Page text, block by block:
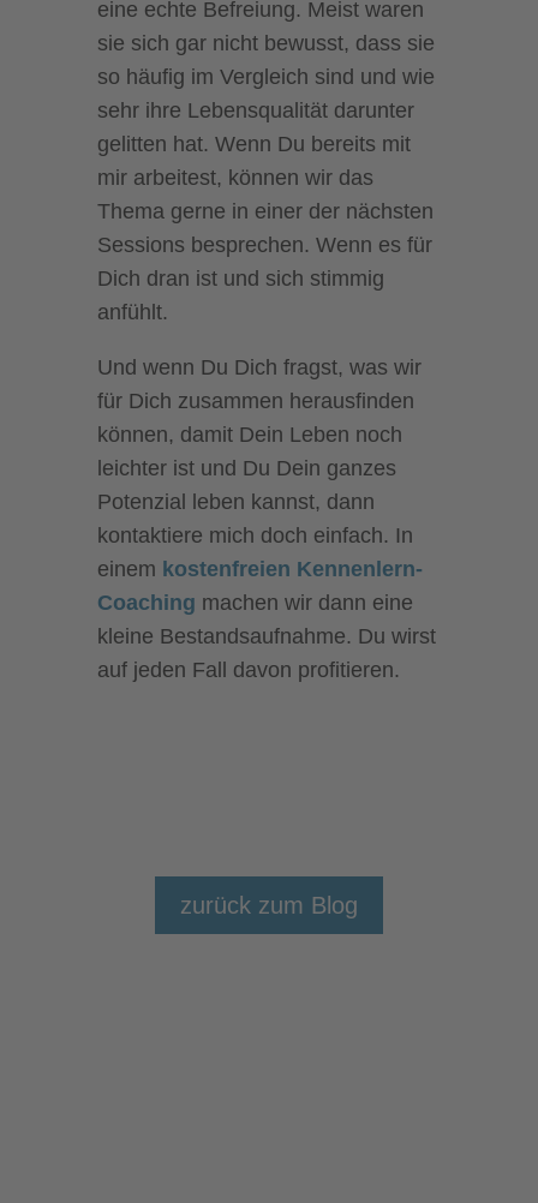
eine echte Befreiung. Meist waren
sie sich gar nicht bewusst, dass sie
so häufig im Vergleich sind und wie
sehr ihre Lebensqualität darunter
gelitten hat. Wenn Du bereits mit
mir arbeitest, können wir das
Thema gerne in einer der nächsten
Sessions besprechen. Wenn es für
Dich dran ist und sich stimmig
anfühlt.
Und wenn Du Dich fragst, was wir
für Dich zusammen herausfinden
können, damit Dein Leben noch
leichter ist und Du Dein ganzes
Potenzial leben kannst, dann
kontaktiere mich doch einfach. In
einem kostenfreien Kennenlern-
Coaching machen wir dann eine
kleine Bestandsaufnahme. Du wirst
auf jeden Fall davon profitieren.
zurück zum Blog